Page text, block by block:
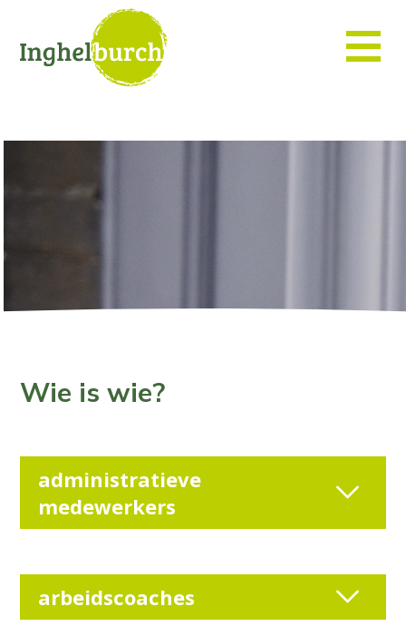
Wie is wie?
administratieve
medewerkers
arbeidscoaches